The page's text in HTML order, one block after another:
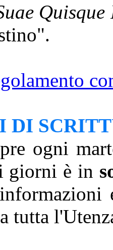
DI
ogni
giorni è in
tutta